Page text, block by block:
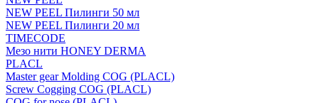
NEW PEEL Пилинги 50 мл
NEW PEEL Пилинги 20 мл
TIMECODE
Мезо нити HONEY DERMA
PLACL
Master gear Molding COG (PLACL)
Screw Cogging COG (PLACL)